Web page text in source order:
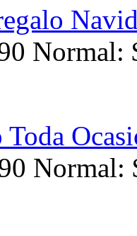
Normal:
Toda
Normal: